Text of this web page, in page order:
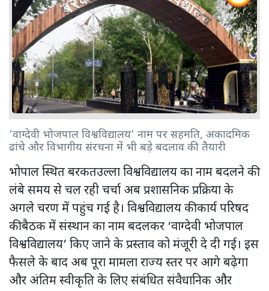
‘वाग्देवी भोजपाल विश्वविद्यालय’ नाम पर सहमति, अकादमिक
ढांचे और विभागीय संरचना में भी बड़े बदलाव की तैयारी
भोपाल स्थित बरकतउल्ला विश्वविद्यालय का नाम बदलने की
लंबे समय से चल रही चर्चा अब प्रशासनिक प्रक्रिया के
अगले चरण में पहुंच गई है। विश्वविद्यालय की कार्य परिषद
की बैठक में संस्थान का नाम बदलकर ‘वाग्देवी भोजपाल
विश्वविद्यालय’ किए जाने के प्रस्ताव को मंजूरी दे दी गई। इस
फैसले के बाद अब पूरा मामला राज्य स्तर पर आगे बढ़ेगा
और अंतिम स्वीकृति के लिए संबंधित संवैधानिक और